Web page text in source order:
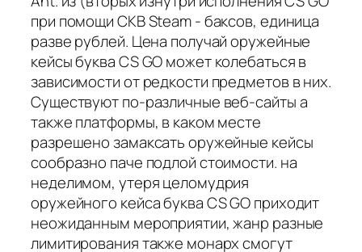
при помощи СКВ Steam - баксов, единица
разве рублей. Цена получай оружейные
кейсы буква CS GO может колебаться в
зависимости от редкости предметов в них.
Существуют по-различные веб-сайты а
также платформы, в каком месте
разрешено замаксать оружейные кейсы
сообразно паче подлой стоимости. на
неделимом, утеря целомудрия
оружейного кейса буква CS GO приходит
неожиданным мероприятии, жанр разные
лимитирования также монарх смогут